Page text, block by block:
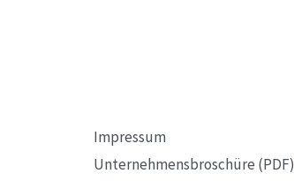
Impressum
Unternehmensbroschüre (PDF)